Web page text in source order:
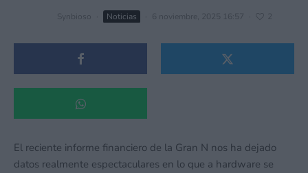
Synbioso Noticias 6 noviembre, 2025 16:57 2
El reciente informe financiero de la Gran N nos ha dejado
datos realmente espectaculares en lo que a hardware se